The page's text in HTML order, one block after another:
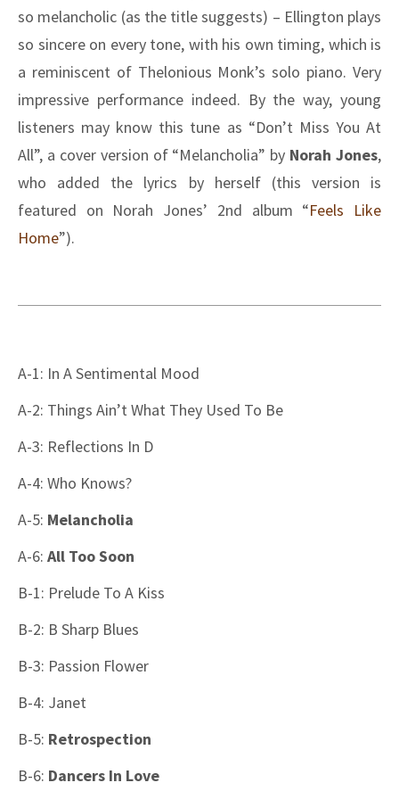
so melancholic (as the title suggests) – Ellington plays
so sincere on every tone, with his own timing, which is
a reminiscent of Thelonious Monk’s solo piano. Very
impressive performance indeed. By the way, young
listeners may know this tune as “Don’t Miss You At
All”, a cover version of “Melancholia” by Norah Jones,
who added the lyrics by herself (this version is
featured on Norah Jones’ 2nd album “Feels Like
Home”).
A-1: In A Sentimental Mood
A-2: Things Ain’t What They Used To Be
A-3: Reflections In D
A-4: Who Knows?
A-5: Melancholia
A-6: All Too Soon
B-1: Prelude To A Kiss
B-2: B Sharp Blues
B-3: Passion Flower
B-4: Janet
B-5: Retrospection
B-6: Dancers In Love